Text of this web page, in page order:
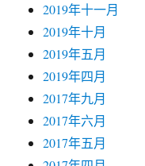
2019年十一月
2019年十月
2019年五月
2019年四月
2017年九月
2017年六月
2017年五月